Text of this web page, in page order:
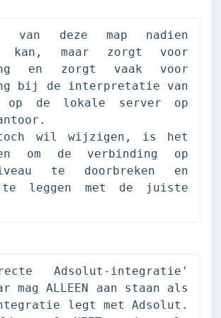
van deze map nadien
kan, maar zorgt voor
en zorgt vaak voor
bij de interpretatie van
op de lokale server op
wil wijzigen, is het
om de verbinding op
te doorbreken en
te leggen met de juiste
Adsolut-integratie'
mag ALLEEN aan staan als
legt met Adsolut.